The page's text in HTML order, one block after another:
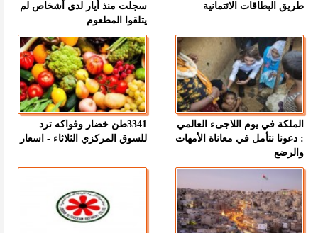
طريق البطاقات الائتمانية
سجلت منذ أيار لدى أشخاص لم
يتلقوا المطعوم
الملكة في يوم اللاجىء العالمي
: دعونا نتأمل في معاناة الأمهات
والرضع
3341طن خضار وفواكه ترد
للسوق المركزي الثلاثاء - اسعار